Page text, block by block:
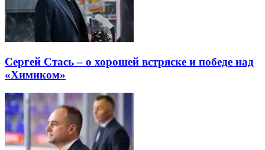
Сергей Стась – о хорошей встряске и победе над
«Химиком»